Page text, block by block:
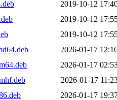
2019-10-12
2019-10-12
2019-10-12
2026-01-17
2026-01-17
2026-01-17
2026-01-17